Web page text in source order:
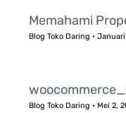
Memahami
Blog Toko Daring •
Blog Toko Daring • Mei 2,